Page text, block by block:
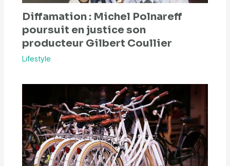
Diffamation : Michel Polnareff
poursuit en justice son
producteur Gilbert Coullier
Lifestyle